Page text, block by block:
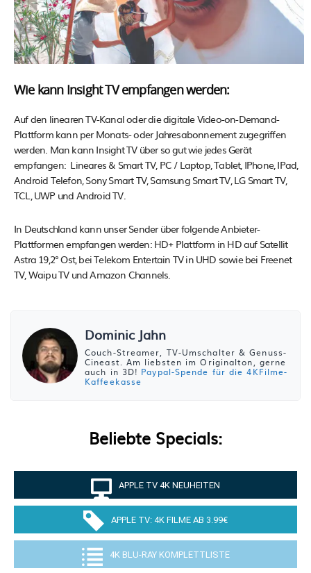
Wie kann Insight TV empfangen werden:
Auf den linearen TV-Kanal oder die digitale Video-on-Demand-
Plattform kann per Monats- oder Jahresabonnement zugegriffen
werden. Man kann Insight TV über so gut wie jedes Gerät
empfangen: Lineares & Smart TV, PC / Laptop, Tablet, IPhone, IPad,
Android Telefon, Sony Smart TV, Samsung Smart TV, LG Smart TV,
TCL, UWP und Android TV.
In Deutschland kann unser Sender über folgende Anbieter-
Plattformen empfangen werden: HD+ Plattform in HD auf Satellit
Astra 19,2° Ost, bei Telekom Entertain TV in UHD sowie bei Freenet
TV, Waipu TV und Amazon Channels.
Dominic Jahn
Couch-Streamer, TV-Umschalter & Genuss-
Cineast. Am liebsten im Originalton, gerne
auch in 3D! Paypal-Spende für die 4KFilme-
Kaffeekasse
Beliebte Specials:
APPLE TV 4K NEUHEITEN
APPLE TV: 4K FILME AB 3.99€
4K BLU-RAY KOMPLETTLISTE